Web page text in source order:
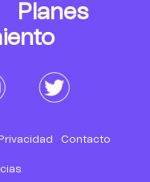
Planes
Privacidad Contacto